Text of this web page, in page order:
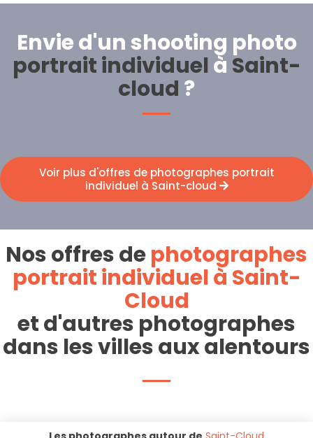
Envie d'un shooting photo
portrait individuelà Saint-
cloud ?
Voir plus d'offres de photographes portrait
individuel à Saint-cloud
Nos offres dephotographes
portrait individuel à Saint-
Cloud
et d'autres photographes
dans les villes aux alentours